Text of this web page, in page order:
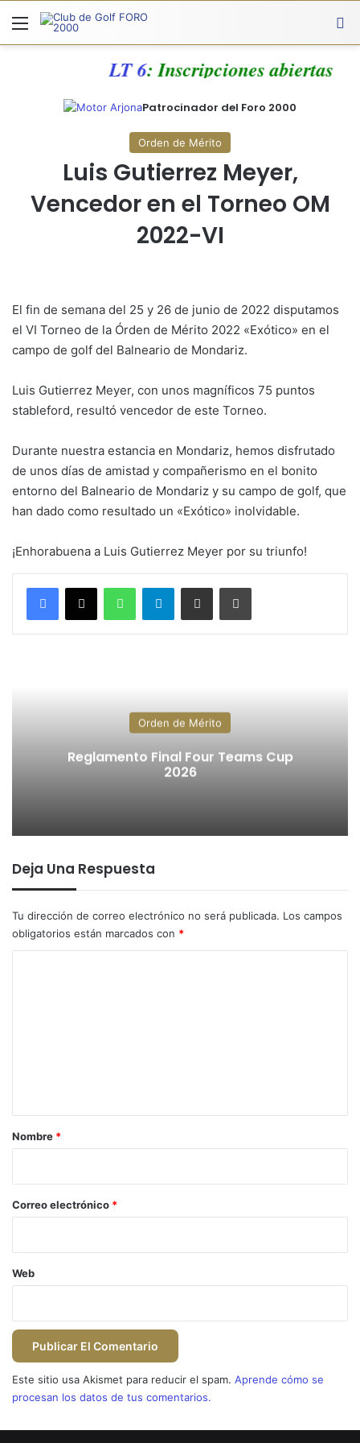
Menú
LT 6: Inscripciones abiertas
Patrocinador del Foro 2000
Orden de Mérito
Luis Gutierrez Meyer,
Vencedor en el Torneo OM
2022-VI
El fin de semana del 25 y 26 de junio de 2022 disputamos
el VI Torneo de la Órden de Mérito 2022 «Exótico» en el
campo de golf del Balneario de Mondariz.
Luis Gutierrez Meyer, con unos magníficos 75 puntos
stableford, resultó vencedor de este Torneo.
Durante nuestra estancia en Mondariz, hemos disfrutado
de unos días de amistad y compañerismo en el bonito
entorno del Balneario de Mondariz y su campo de golf, que
han dado como resultado un «Exótico» inolvidable.
¡Enhorabuena a Luis Gutierrez Meyer por su triunfo!
WhatsAppTelegramCompartir por correo electrónicoImprimir
Orden de Mérito
Reglamento Final Four Teams Cup
2026
Deja Una Respuesta
Tu dirección de correo electrónico no será publicada. Los campos
obligatorios están marcados con *
r
*
Nombre *
Correo electrónico *
Web
Este sitio usa Akismet para reducir el spam. Aprende cómo se
procesan los datos de tus comentarios.